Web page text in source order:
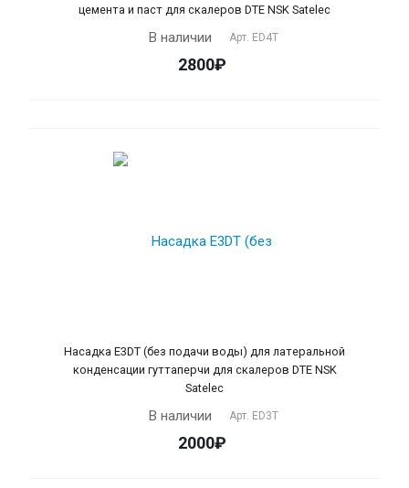
цемента и паст для скалеров DTE NSK Satelec
В наличии Арт. ED4T
2800₽
Насадка Е3DT (без подачи воды) для латеральной
конденсации гуттаперчи для скалеров DTE NSK
Satelec
В наличии Арт. ED3T
2000₽